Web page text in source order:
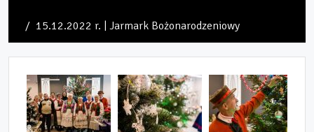
15.12.2022 r. | Jarmark Bożonarodzeniowy